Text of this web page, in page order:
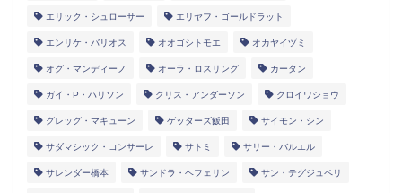
エリック・シュローサー エリヤフ・ゴールドラット
エンリケ・バリオス オオゴシトモエ オカヤイヅミ
オグ・マンディーノ オーラ・ロスリング カータン
ガイ・P・ハリソン クリス・アンダーソン クロイワショウ
グレッグ・マキューン ゲッターズ飯田 サイモン・シン
サダマシック・コンサーレ サトミ サリー・バルエル
サレンダー橋本 サンドラ・ヘフェリン サン・テグジュペリ